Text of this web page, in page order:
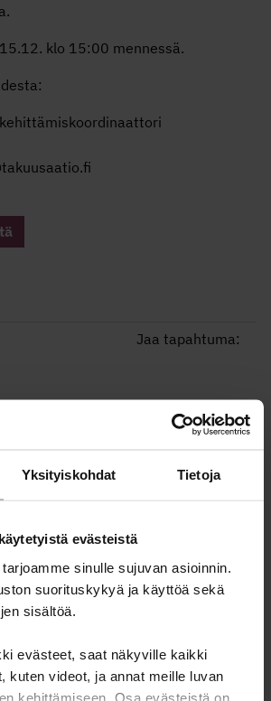
Yksityiskohdat Tietoja
evästeistä
sinulle sujuvan asioinnin.
suorituskykyä ja käyttöä sekä
sisältöä.
evästeet, saat näkyville kaikki
kuten videot, ja annat meille luvan
kehittämiseen. Osa evästeistä on
klo 15:00 mennessä.
Jaa tapahtuma:
asiat puheeksi asiakastyössä?
raha -verkkokurssi